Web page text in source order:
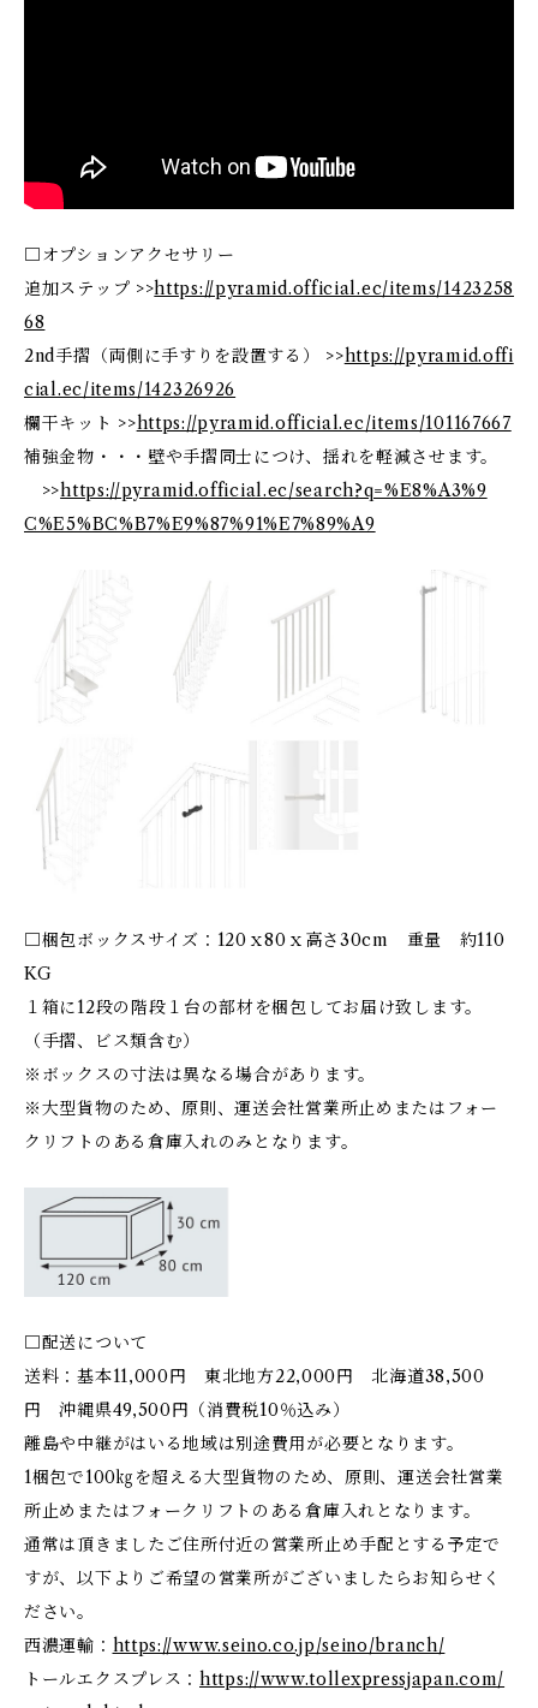
□オプションアクセサリー
追加ステップ >>https://pyramid.official.ec/items/1423258
68
2nd手摺（両側に手すりを設置する） >>https://pyramid.offi
cial.ec/items/142326926
欄干キット >>https://pyramid.official.ec/items/101167667
補強金物・・・壁や手摺同士につけ、揺れを軽減させます。
>>https://pyramid.official.ec/search?q=%E8%A3%9
C%E5%BC%B7%E9%87%91%E7%89%A9
□梱包ボックスサイズ：120ｘ80ｘ高さ30cm 重量 約110
KG
１箱に12段の階段１台の部材を梱包してお届け致します。
（手摺、ビス類含む）
※ボックスの寸法は異なる場合があります。
※大型貨物のため、原則、運送会社営業所止めまたはフォー
クリフトのある倉庫入れのみとなります。
□配送について
送料：基本11,000円 東北地方22,000円 北海道38,500
円 沖縄県49,500円（消費税10％込み）
離島や中継がはいる地域は別途費用が必要となります。
1梱包で100㎏を超える大型貨物のため、原則、運送会社営業
所止めまたはフォークリフトのある倉庫入れとなります。
通常は頂きましたご住所付近の営業所止め手配とする予定で
すが、以下よりご希望の営業所がございましたらお知らせく
ださい。
西濃運輸： https://www.seino.co.jp/seino/branch/
トールエクスプレス： https://www.tollexpressjapan.com/